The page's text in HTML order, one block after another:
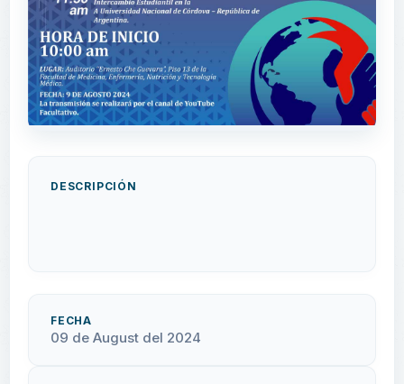
DESCRIPCIÓN
FECHA
09 de August del 2024